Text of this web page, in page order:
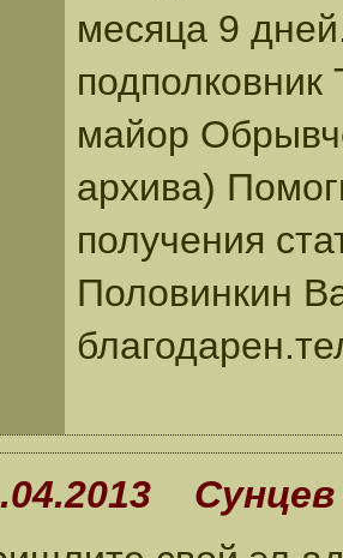
месяца 9
майор
архива)
получения
Половинкин